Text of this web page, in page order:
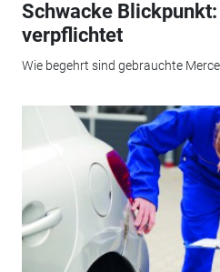
Schwacke
verpflichtet
Wie begehrt sind gebrauchte